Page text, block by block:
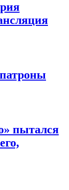
пытался